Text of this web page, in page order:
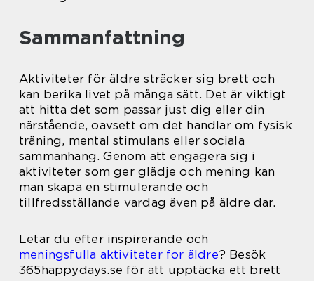
Sammanfattning
Aktiviteter för äldre sträcker sig brett och
kan berika livet på många sätt. Det är viktigt
att hitta det som passar just dig eller din
närstående, oavsett om det handlar om fysisk
träning, mental stimulans eller sociala
sammanhang. Genom att engagera sig i
aktiviteter som ger glädje och mening kan
man skapa en stimulerande och
tillfredsställande vardag även på äldre dar.
Letar du efter inspirerande och
meningsfulla aktiviteter for äldre? Besök
365happydays.se för att upptäcka ett brett